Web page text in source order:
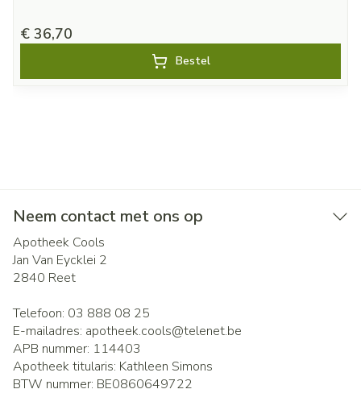
€ 36,70
Bestel
Neem contact met ons op
Apotheek Cools
Jan Van Eycklei 2
2840 Reet
Telefoon: 03 888 08 25
E-mailadres: apotheek.cools@telenet.be
APB nummer: 114403
Apotheek titularis: Kathleen Simons
BTW nummer: BE0860649722